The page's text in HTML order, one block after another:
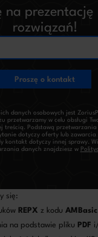
na prezentację
rozwiązań!
Proszę o kontakt
danych osobowych jest
przetwarzamy w celu obsługi
treścią. Podstawą
dotyczy oferty lub
kontakt dotyczy innej sprawy.
danych znajdziesz w
się:
REPX z kodu AMBasic
na podstawie pliku
PDF